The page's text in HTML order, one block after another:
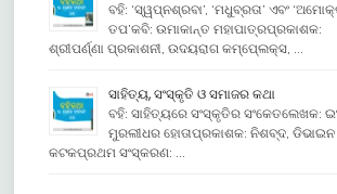
ବହି: ‘ସ୍ୱପ୍ନଶ୍ରବା’, ‘ମଧୁବ୍ରତା’ ଏବଂ
ତପ’କବି: ଉମାକାନ୍ତ ମହାପାତ୍ରପ୍ରକାଶକ:
ଶ୍ରୀପର୍ଣ୍ଣା ପ୍ରକାଶନୀ, ଉଦୟରାଗ କମ୍ପେ୍ଲକ୍ସ, …
ସାହିତ୍ୟ, ସଂସ୍କୃତି ଓ ସମାଜର କଥା
ବହି: ସାହିତ୍ୟରେ ସଂସ୍କୃତିର ସଂକେତଲେଖକ:
ମୁରଲୀଧର ହୋତାପ୍ରକାଶକ: ନିଶବ୍ଦ,
କଟକପ୍ରଥମ ସଂସ୍କରଣ: …